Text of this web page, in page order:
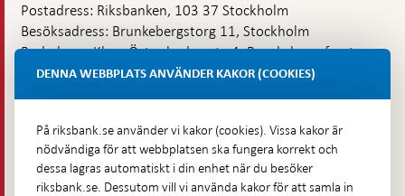
Postadress: Riksbanken, 103 37 Stockholm
Besöksadress: Brunkebergstorg 11, Stockholm
Budadress: Klara Östra kyrkogata 4, Brunkebergsfaret,
Lastplats 6
Hitta direkt
DENNA WEBBPLATS ANVÄNDER KAKOR (COOKIES)
På riksbank.se använder vi kakor (cookies). Vissa kakor är
nödvändiga för att webbplatsen ska fungera korrekt och
dessa lagras automatiskt i din enhet när du besöker
riksbank.se. Dessutom vill vi använda kakor för att samla in